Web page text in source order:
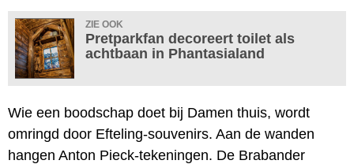
ZIE OOK
Pretparkfan decoreert toilet als
achtbaan in Phantasialand
Wie een boodschap doet bij Damen thuis, wordt
omringd door Efteling-souvenirs. Aan de wanden
hangen Anton Pieck-tekeningen. De Brabander